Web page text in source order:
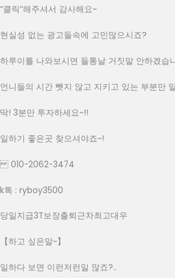
“클릭”해주셔서 감사해요~
현실성 없는 광고들속에 고민많으시죠?
하루이틀 나와보시면 들통날 거짓말 안하겠습
언니들의 시간 뺏지 않고 지키고 있는 부분만
딱! 3분만 투자하세요~!!
일하기 좋은곳 찾으셔야죠~!
010-2062-3474
k톡 : ryboy3500
당일지급3T보장출퇴근차최고대우
【하고 싶은말~】
일하다 보면 이런저런일 많죠?..